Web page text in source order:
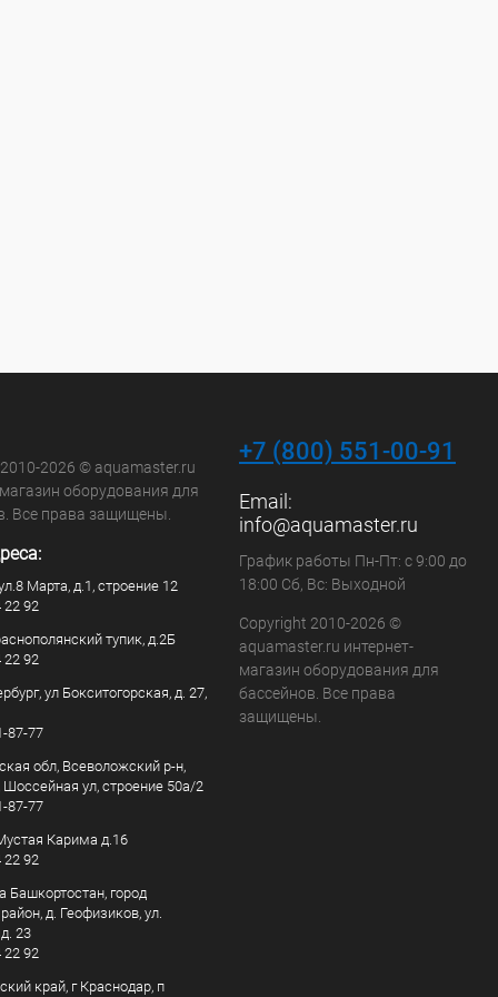
2026 © aquamaster.ru
оборудования для
Все права защищены.
Марта, д.1, строение 12
22 92
тупик, д.2Б
22 92
ул Бокситогорская, д. 27,
87-77
обл, Всеволожский р-н,
Шоссейная ул, строение 50а/2
87-77
Карима д.16
22 92
Башкортостан, город
д. Геофизиков, ул.
23
22 92
край, г Краснодар, п
+7 (800) 551-00-91
Email:
info@aquamaster.ru
График работы Пн-Пт: с 9:00 до
18:00 Сб, Вс: Выходной
Copyright 2010-2026 ©
aquamaster.ru интернет-
магазин оборудования для
бассейнов. Все права
защищены.